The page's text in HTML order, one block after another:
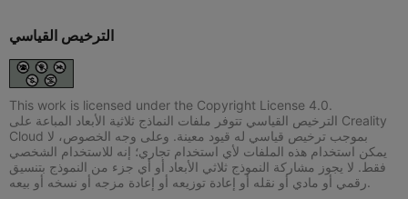
الترخيص القياسي
This work is licensed under the Copyright License 4.0.
الترخيص القياسي تتوفر ملفات النماذج ثلاثية الأبعاد المباعة على Creality
Cloud بموجب ترخيص قياسي له قيود معينة. وعلى وجه الخصوص، لا
يمكن استخدام هذه الملفات لأي استخدام تجاري؛ إنه للاستخدام الشخصي
فقط. لا يجوز مشاركة النموذج ثلاثي الأبعاد أو أي جزء من النموذج بتنسيق
رقمي أو مادي أو نقله أو إعادة توزيعه أو إعادة مزجه أو نسخه أو بيعه.